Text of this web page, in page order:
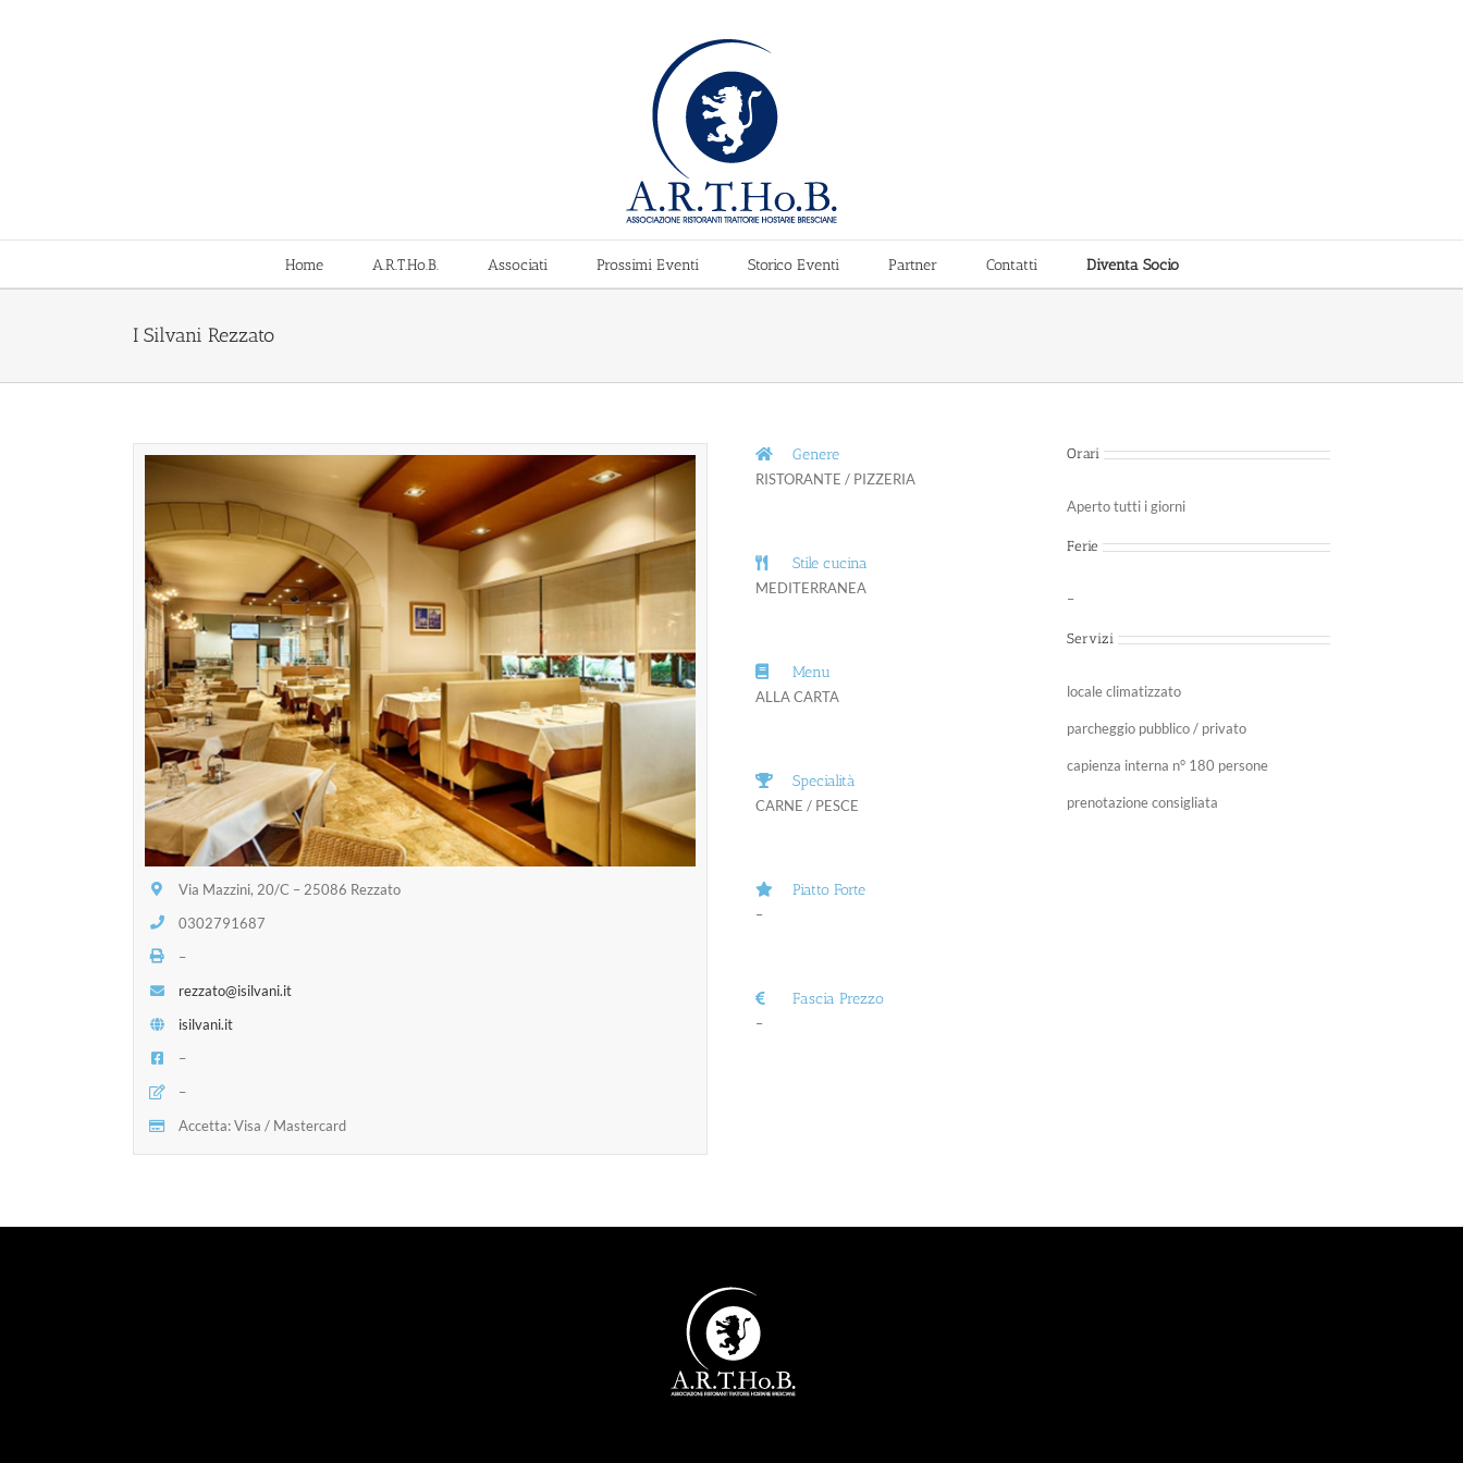
Home A.R.T.Ho.B. Associati Prossimi Eventi Storico Eventi Partner Contatti Diventa Socio
I Silvani Rezzato
Via Mazzini, 20/C – 25086 Rezzato
0302791687
–
rezzato@isilvani.it
isilvani.it
–
–
Accetta: Visa / Mastercard
Genere
RISTORANTE / PIZZERIA
Stile cucina
MEDITERRANEA
Menu
ALLA CARTA
Specialità
CARNE / PESCE
Piatto Forte
–
Fascia Prezzo
–
Orari
Aperto tutti i giorni
Ferie
–
Servizi
locale climatizzato
parcheggio pubblico / privato
capienza interna n° 180 persone
prenotazione consigliata